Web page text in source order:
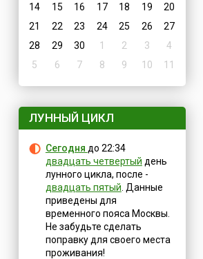
14
15 16 17 18 19
20
21
22 23 24 25 26
27
28
29 30 1 2 3
4
5
6 7 8 9 10 11
ЛУННЫЙ ЦИКЛ
Сегодня до 22:34
двадцать четвертый день
лунного цикла, после -
двадцать пятый . Данные
приведены для
временного пояса Москвы.
Не забудьте сделать
поправку для своего места
проживания!